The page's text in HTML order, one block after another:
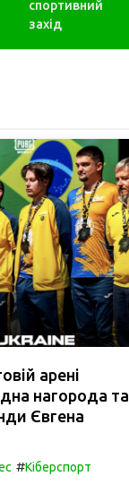
спортивний
захід
арені
нагорода та
Євгена
#Кіберспорт